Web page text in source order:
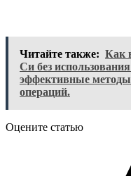
Читайте также: Как
Си без
эффективные методы
операций.
Оцените статью